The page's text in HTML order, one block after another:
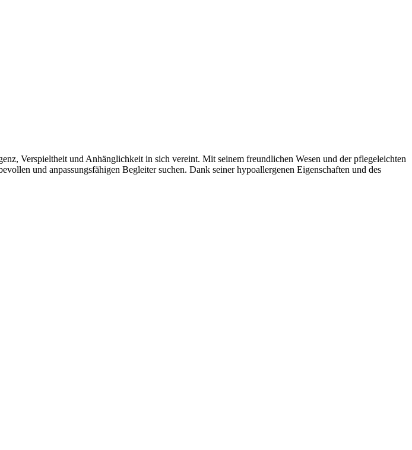
Verspieltheit und Anhänglichkeit in sich vereint. Mit seinem freundlichen Wesen und der pflegeleichten
und anpassungsfähigen Begleiter suchen. Dank seiner hypoallergenen Eigenschaften und des